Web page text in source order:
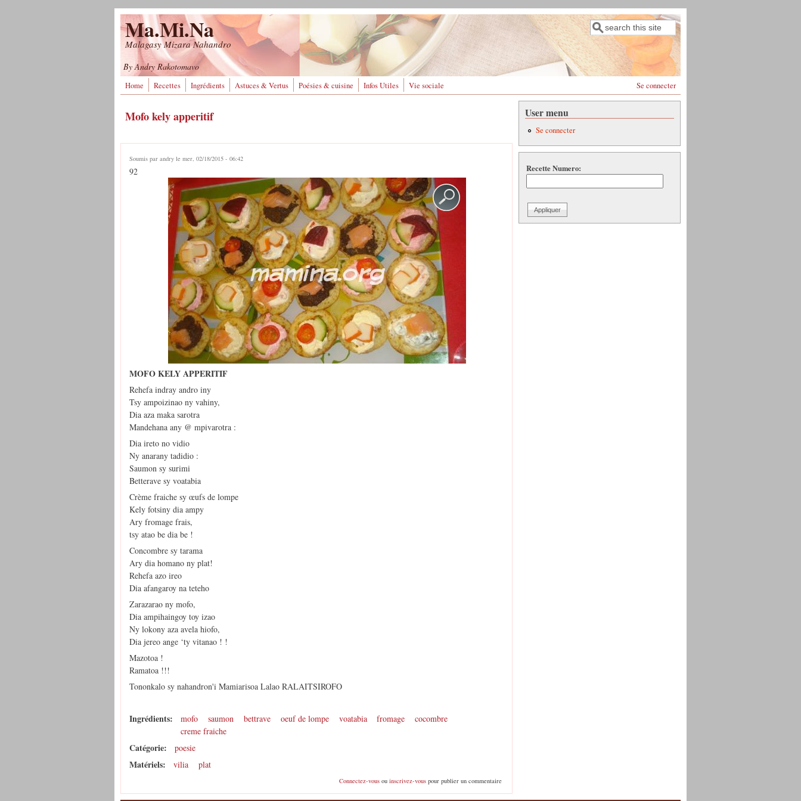
Ma.Mi.Na
Malagasy Mizara Nahandro
Formulaire de recherche
Rechercher
By Andry Rakotomavo
Home Recettes Ingrédients Astuces & Vertus Poésies & cuisine Infos Utiles Vie sociale Se connecter
Mofo kely apperitif
Soumis par andry le mer, 02/18/2015 - 06:42
92
MOFO KELY APPERITIF
Rehefa indray andro iny
Tsy ampoizinao ny vahiny,
Dia aza maka sarotra
Mandehana any @ mpivarotra :
Dia ireto no vidio
Ny anarany tadidio :
Saumon sy surimi
Betterave sy voatabia
Crème fraiche sy œufs de lompe
Kely fotsiny dia ampy
Ary fromage frais,
tsy atao be dia be !
Concombre sy tarama
Ary dia homano ny plat!
Rehefa azo ireo
Dia afangaroy na teteho
Zarazarao ny mofo,
Dia ampihaingoy toy izao
Ny lokony aza avela hiofo,
Dia jereo ange ‘ty vitanao ! !
Mazotoa !
Ramatoa !!!
Tononkalo sy nahandron'i Mamiarisoa Lalao RALAITSIROFO
Ingrédients: mofo saumon bettrave oeuf de lompe voatabia fromage
cocombre
creme fraiche
Catégorie: poesie
Matériels: vilia plat
Connectez-vousou inscrivez-vouspour publier un commentaire
User menu
Se connecter
Recette Numero: